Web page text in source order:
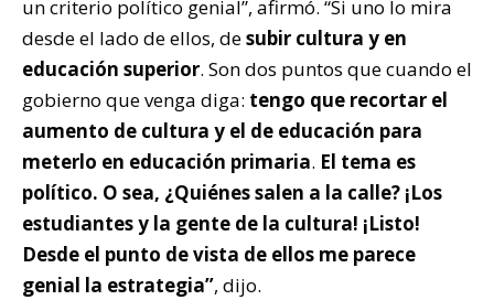
un criterio político genial”, afirmó. “Si uno lo mira
desde el lado de ellos, desubir cultura y en
educación superior. Son dos puntos que cuando el
gobierno que venga diga: tengo que recortar el
aumento de cultura y el de educación para
meterlo en educación primaria. El tema es
político. O sea, ¿Quiénes salen a la calle? ¡Los
estudiantes y la gente de la cultura! ¡Listo!
Desde el punto de vista de ellos me parece
genial la estrategia”, dijo.